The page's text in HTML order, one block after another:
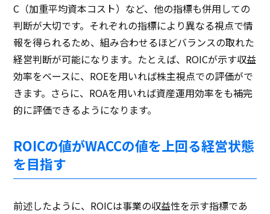
C（加重平均資本コスト）など、他の指標も併用しての
判断が大切です。それぞれの指標により異なる視点で情
報を得られるため、組み合わせるほどバランスの取れた
経営判断が可能になります。たとえば、ROICが示す収益
効率をベースに、ROEを用いれば株主視点での評価がで
きます。さらに、ROAを用いれば資産運用効率をも補完
的に評価できるようになります。
ROICの値がWACCの値を上回る経営状態
を目指す
前述したように、ROICは事業の収益性を示す指標であ